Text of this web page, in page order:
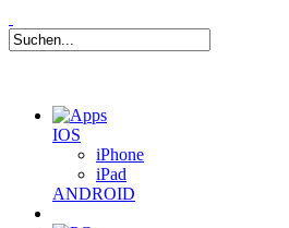
IOS
iPhone
iPad
ANDROID